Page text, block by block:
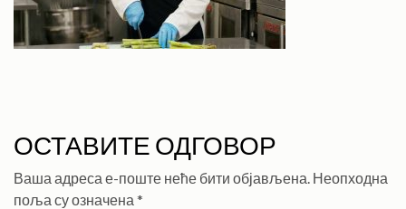
ОСТАВИТЕ ОДГОВОР
Ваша адреса е-поште неће бити објављена. Неопходна
поља су означена *